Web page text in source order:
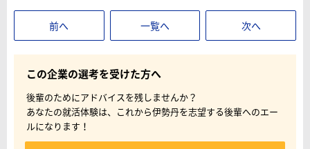
前へ 一覧へ 次へ
この企業の選考を受けた方へ
後輩のためにアドバイスを残しませんか？
あなたの就活体験は、これから伊勢丹を志望する後輩へのエー
ルになります！